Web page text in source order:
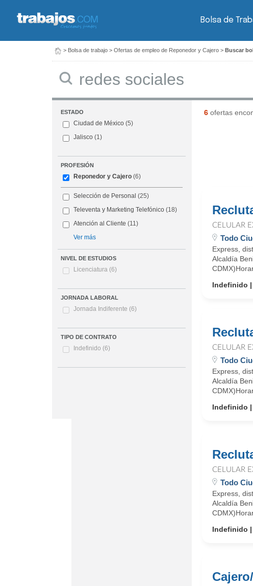
Bolsa de
> Bolsa de trabajo > Ofertas de empleo de Reponedor y Cajero > Buscar
ESTADO
Ciudad de México (5)
Jalisco (1)
PROFESIÓN
Reponedor y Cajero (6)
Selección de Personal (25)
Televenta y Marketing Telefónico (18)
Atención al Cliente (11)
Ver más
NIVEL DE ESTUDIOS
Licenciatura (6)
JORNADA LABORAL
Jornada Indiferente (6)
TIPO DE CONTRATO
Indefinido (6)
6ofertas
CELULAR
Todo
Express,
Alcaldía
Indefinido
CELULAR
Todo
Express,
Alcaldía
Indefinido
CELULAR
Todo
Express,
Alcaldía
Indefinido